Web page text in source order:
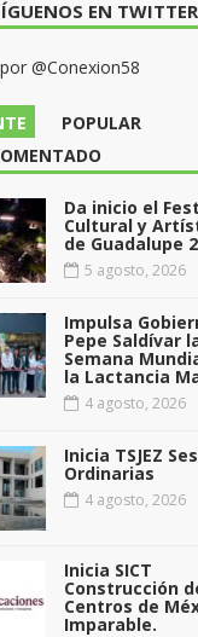
EN TWITTER
@Conexion58
POPULAR
Da inicio el
Cultural y
de Guadalupe
5 agosto, 2026
Impulsa
Pepe Saldívar
Semana
la Lactancia
4 agosto, 2026
Inicia TSJEZ
Ordinarias
4 agosto, 2026
Inicia SICT
Construcción
Centros de
Imparable.